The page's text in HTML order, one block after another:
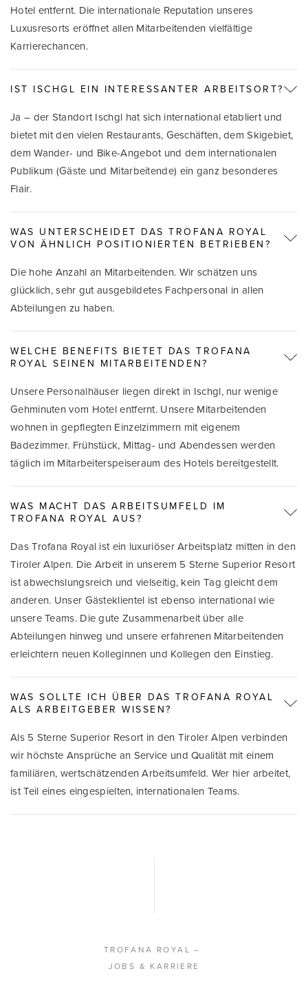
Hotel entfernt. Die internationale Reputation unseres
Luxusresorts eröffnet allen Mitarbeitenden vielfältige
Karrierechancen.
IST ISCHGL EIN INTERESSANTER ARBEITSORT?
Ja – der Standort Ischgl hat sich international etabliert und
bietet mit den vielen Restaurants, Geschäften, dem Skigebiet,
dem Wander- und Bike-Angebot und dem internationalen
Publikum (Gäste und Mitarbeitende) ein ganz besonderes
Flair.
WAS UNTERSCHEIDET DAS TROFANA ROYAL
VON ÄHNLICH POSITIONIERTEN BETRIEBEN?
Die hohe Anzahl an Mitarbeitenden. Wir schätzen uns
glücklich, sehr gut ausgebildetes Fachpersonal in allen
Abteilungen zu haben.
WELCHE BENEFITS BIETET DAS TROFANA
ROYAL SEINEN MITARBEITENDEN?
Unsere Personalhäuser liegen direkt in Ischgl, nur wenige
Gehminuten vom Hotel entfernt. Unsere Mitarbeitenden
wohnen in gepflegten Einzelzimmern mit eigenem
Badezimmer. Frühstück, Mittag- und Abendessen werden
täglich im Mitarbeiterspeiseraum des Hotels bereitgestellt.
WAS MACHT DAS ARBEITSUMFELD IM
TROFANA ROYAL AUS?
Das Trofana Royal ist ein luxuriöser Arbeitsplatz mitten in den
Tiroler Alpen. Die Arbeit in unserem 5 Sterne Superior Resort
ist abwechslungsreich und vielseitig, kein Tag gleicht dem
anderen. Unser Gästeklientel ist ebenso international wie
unsere Teams. Die gute Zusammenarbeit über alle
Abteilungen hinweg und unsere erfahrenen Mitarbeitenden
erleichtern neuen Kolleginnen und Kollegen den Einstieg.
WAS SOLLTE ICH ÜBER DAS TROFANA ROYAL
ALS ARBEITGEBER WISSEN?
Als 5 Sterne Superior Resort in den Tiroler Alpen verbinden
wir höchste Ansprüche an Service und Qualität mit einem
familiären, wertschätzenden Arbeitsumfeld. Wer hier arbeitet,
ist Teil eines eingespielten, internationalen Teams.
TROFANA ROYAL –
JOBS & KARRIERE